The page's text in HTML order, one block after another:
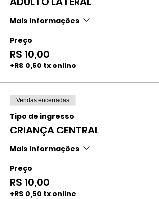
Mais informações
Preço
R$ 10,00
+R$ 0,50 tx online
Vendas encerradas
Tipo de ingresso
CRIANÇA CENTRAL
Mais informações
Preço
R$ 10,00
+R$ 0,50 tx online